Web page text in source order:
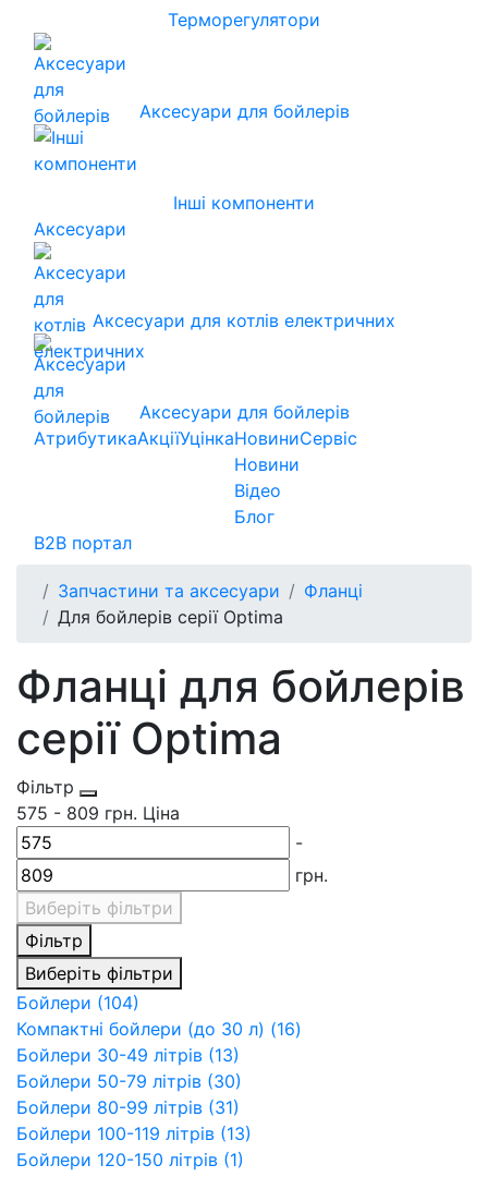
Терморегулятори
Аксесуари для бойлерів
Інші компоненти
Аксесуари
Аксесуари для котлів електричних
Аксесуари для бойлерів
АтрибутикаАкціїУцінкаНовини
Новини
Відео
Блог
Сервіс
B2B портал
Запчастини та аксесуари
Фланці
Для бойлерів серії Optima
Фланці для бойлерів
серії Optima
Фільтр
575 - 809 грн. Ціна
-
грн.
Виберіть фільтри
Фільтр
Виберіть фільтри
Бойлери (104)
Компактні бойлери (до 30 л) (16)
Бойлери 30-49 літрів (13)
Бойлери 50-79 літрів (30)
Бойлери 80-99 літрів (31)
Бойлери 100-119 літрів (13)
Бойлери 120-150 літрів (1)